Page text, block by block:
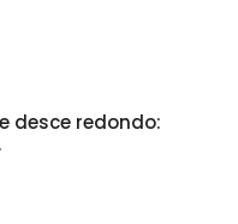
desce redondo: